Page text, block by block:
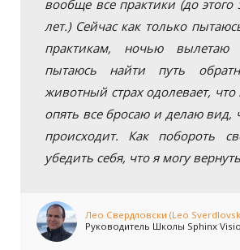
вообще все практики (до этого
лет.) Сейчас как только
практикам, ночью
пытаюсь найти путь
животный страх одолевает, что
опять все бросаю и делаю вид,
происходит. Как побороть
убедить себя, что я могу
Лео Свердловски (Leo
Руководитель Школы Sphinx